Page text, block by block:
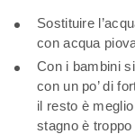
Sostituire
con acqua
Con i bambini
con un po’ di
il resto è
stagno è